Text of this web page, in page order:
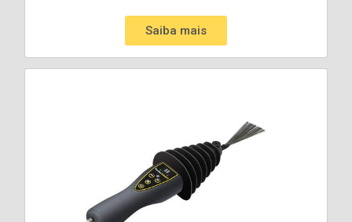
Saiba mais